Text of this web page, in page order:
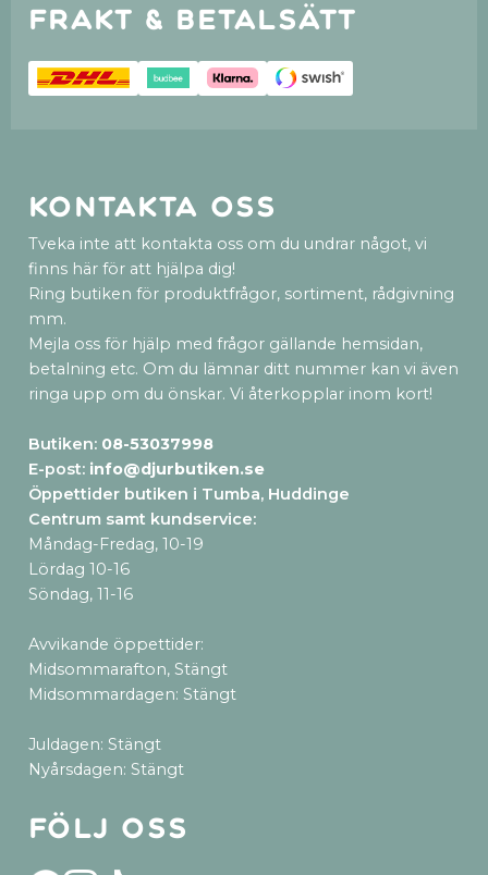
Frakt & betalsätt
Kontakta oss
Tveka inte att kontakta oss om du undrar något, vi
finns här för att hjälpa dig!
Ring butiken för produktfrågor, sortiment, rådgivning
mm.
Mejla oss för hjälp med frågor gällande hemsidan,
betalning etc. Om du lämnar ditt nummer kan vi även
ringa upp om du önskar. Vi återkopplar inom kort!
Butiken: 08-53037998
E-post: info@djurbutiken.se
Öppettider butiken i Tumba, Huddinge
Centrum samt kundservice:
Måndag-Fredag, 10-19
Lördag 10-16
Söndag, 11-16
Avvikande öppettider:
Midsommarafton, Stängt
Midsommardagen: Stängt
Juldagen: Stängt
Nyårsdagen: Stängt
Följ oss